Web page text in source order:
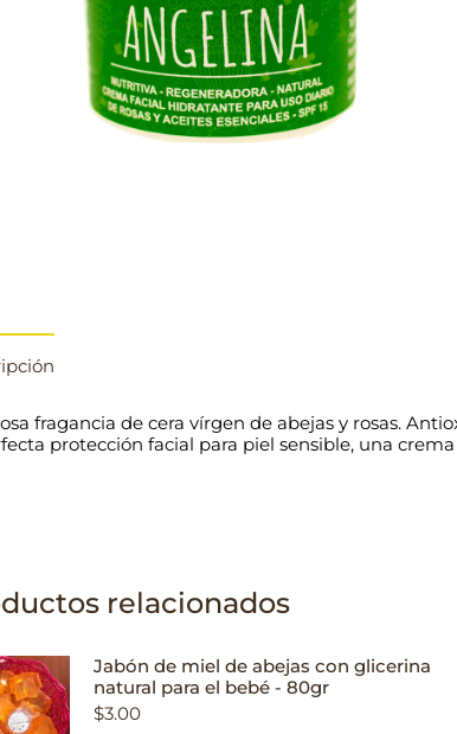
fragancia de cera vírgen de abejas y rosas.
protección facial para piel sensible, una
relacionados
Jabón de miel de abejas con glicerina
natural para el bebé - 80gr
$3.00